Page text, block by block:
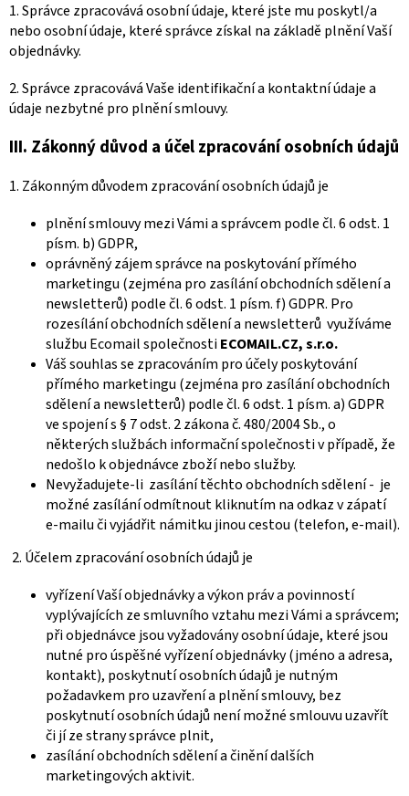
1. Správce zpracovává osobní údaje, které jste mu poskytl/a
nebo osobní údaje, které správce získal na základě plnění Vaší
objednávky.
2. Správce zpracovává Vaše identifikační a kontaktní údaje a
údaje nezbytné pro plnění smlouvy.
III. Zákonný důvod a účel zpracování osobních údajů
1. Zákonným důvodem zpracování osobních údajů je
plnění smlouvy mezi Vámi a správcem podle čl. 6 odst. 1
písm. b) GDPR,
oprávněný zájem správce na poskytování přímého
marketingu (zejména pro zasílání obchodních sdělení a
newsletterů) podle čl. 6 odst. 1 písm. f) GDPR. Pro
rozesílání obchodních sdělení a newsletterů využíváme
službu Ecomail společnostiECOMAIL.CZ, s.r.o.
Váš souhlas se zpracováním pro účely poskytování
přímého marketingu (zejména pro zasílání obchodních
sdělení a newsletterů) podle čl. 6 odst. 1 písm. a) GDPR
ve spojení s § 7 odst. 2 zákona č. 480/2004 Sb., o
některých službách informační společnosti v případě, že
nedošlo k objednávce zboží nebo služby.
Nevyžadujete-li zasílání těchto obchodních sdělení - je
možné zasílání odmítnout kliknutím na odkaz v zápatí
e-mailu či vyjádřit námitku jinou cestou (telefon, e-mail).
2. Účelem zpracování osobních údajů je
vyřízení Vaší objednávky a výkon práv a povinností
vyplývajících ze smluvního vztahu mezi Vámi a správcem;
při objednávce jsou vyžadovány osobní údaje, které jsou
nutné pro úspěšné vyřízení objednávky (jméno a adresa,
kontakt), poskytnutí osobních údajů je nutným
požadavkem pro uzavření a plnění smlouvy, bez
poskytnutí osobních údajů není možné smlouvu uzavřít
či jí ze strany správce plnit,
zasílání obchodních sdělení a činění dalších
marketingových aktivit.